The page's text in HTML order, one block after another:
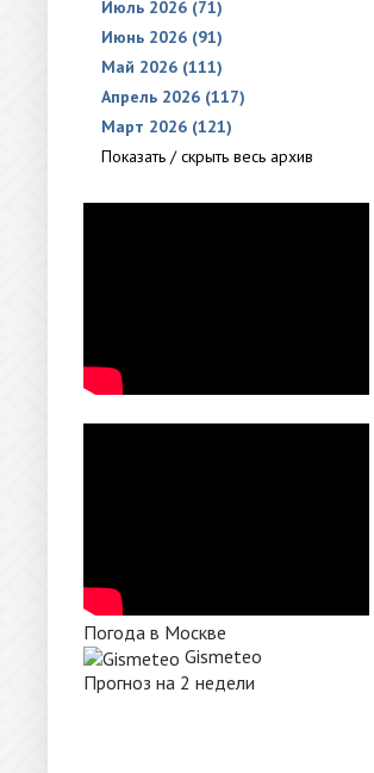
Июль 2026 (71)
Июнь 2026 (91)
Май 2026 (111)
Апрель 2026 (117)
Март 2026 (121)
Показать / скрыть весь архив
Погода в Москве
Gismeteo
Прогноз на 2 недели